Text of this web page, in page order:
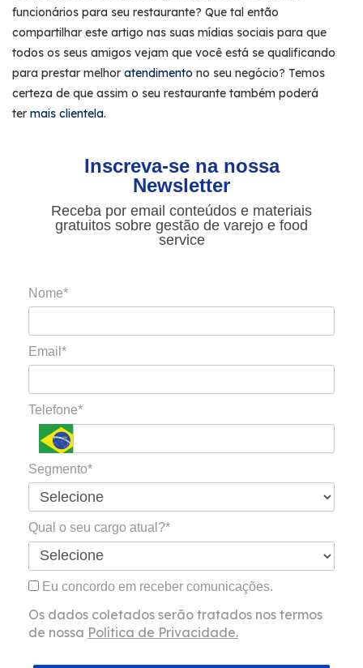
funcionários para seu restaurante? Que tal então
compartilhar este artigo nas suas mídias sociais para que
todos os seus amigos vejam que você está se qualificando
para prestar melhor atendimento no seu negócio? Temos
certeza de que assim o seu restaurante também poderá
ter mais clientela.
Inscreva-se na nossa
Newsletter
Receba por email conteúdos e materiais
gratuitos sobre gestão de varejo e food
service
Nome*
Email*
Telefone*
Segmento*
Qual o seu cargo atual?*
Eu concordo em receber comunicações.
Os dados coletados serão tratados nos termos
de nossa Política de Privacidade.